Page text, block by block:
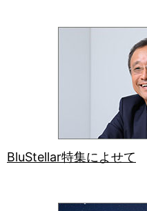
BluStellar特集によせて